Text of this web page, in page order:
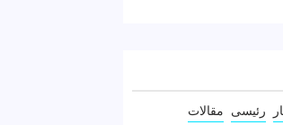
رئيسى مقالات